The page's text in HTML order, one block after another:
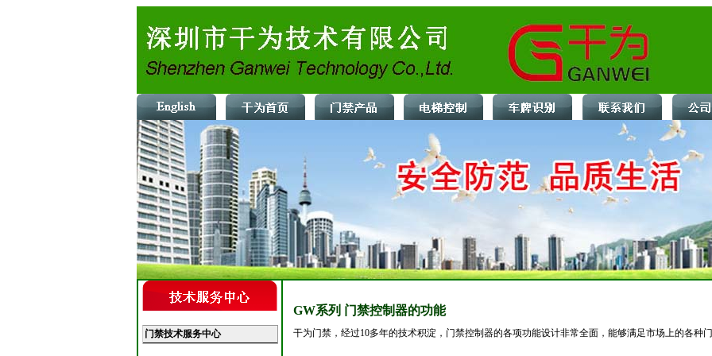
门禁技术服务中心
GW系列 门禁控制器的功能
干为门禁，经过10多年的技术积淀，门禁控制器的各项功能设计非常全面，能够满足市场上的各种